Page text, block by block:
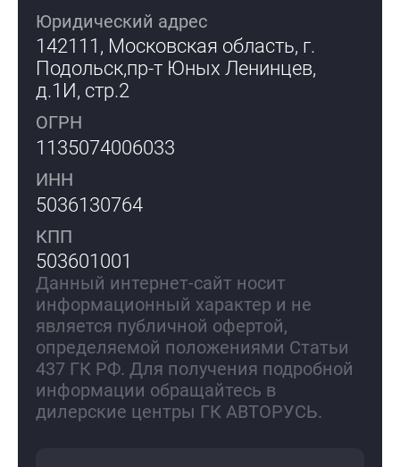
Юридический адрес
142111, Московская область, г.
Подольск,пр-т Юных Ленинцев,
д.1И, стр.2
ОГРН
1135074006033
ИНН
5036130764
КПП
503601001
Данный интернет-сайт носит
информационный характер и не
является публичной офертой,
определяемой положениями Статьи
437 ГК РФ. Для получения подробной
информации обращайтесь в
дилерские центры ГК АВТОРУСЬ.